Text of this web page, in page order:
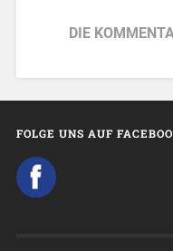
DIE
FOLGE UNS AUF